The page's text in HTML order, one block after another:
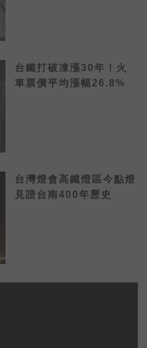
台鐵打破凍漲30年！火
車票價平均漲幅26.8%
台灣燈會高鐵燈區今點燈
見證台南400年歷史